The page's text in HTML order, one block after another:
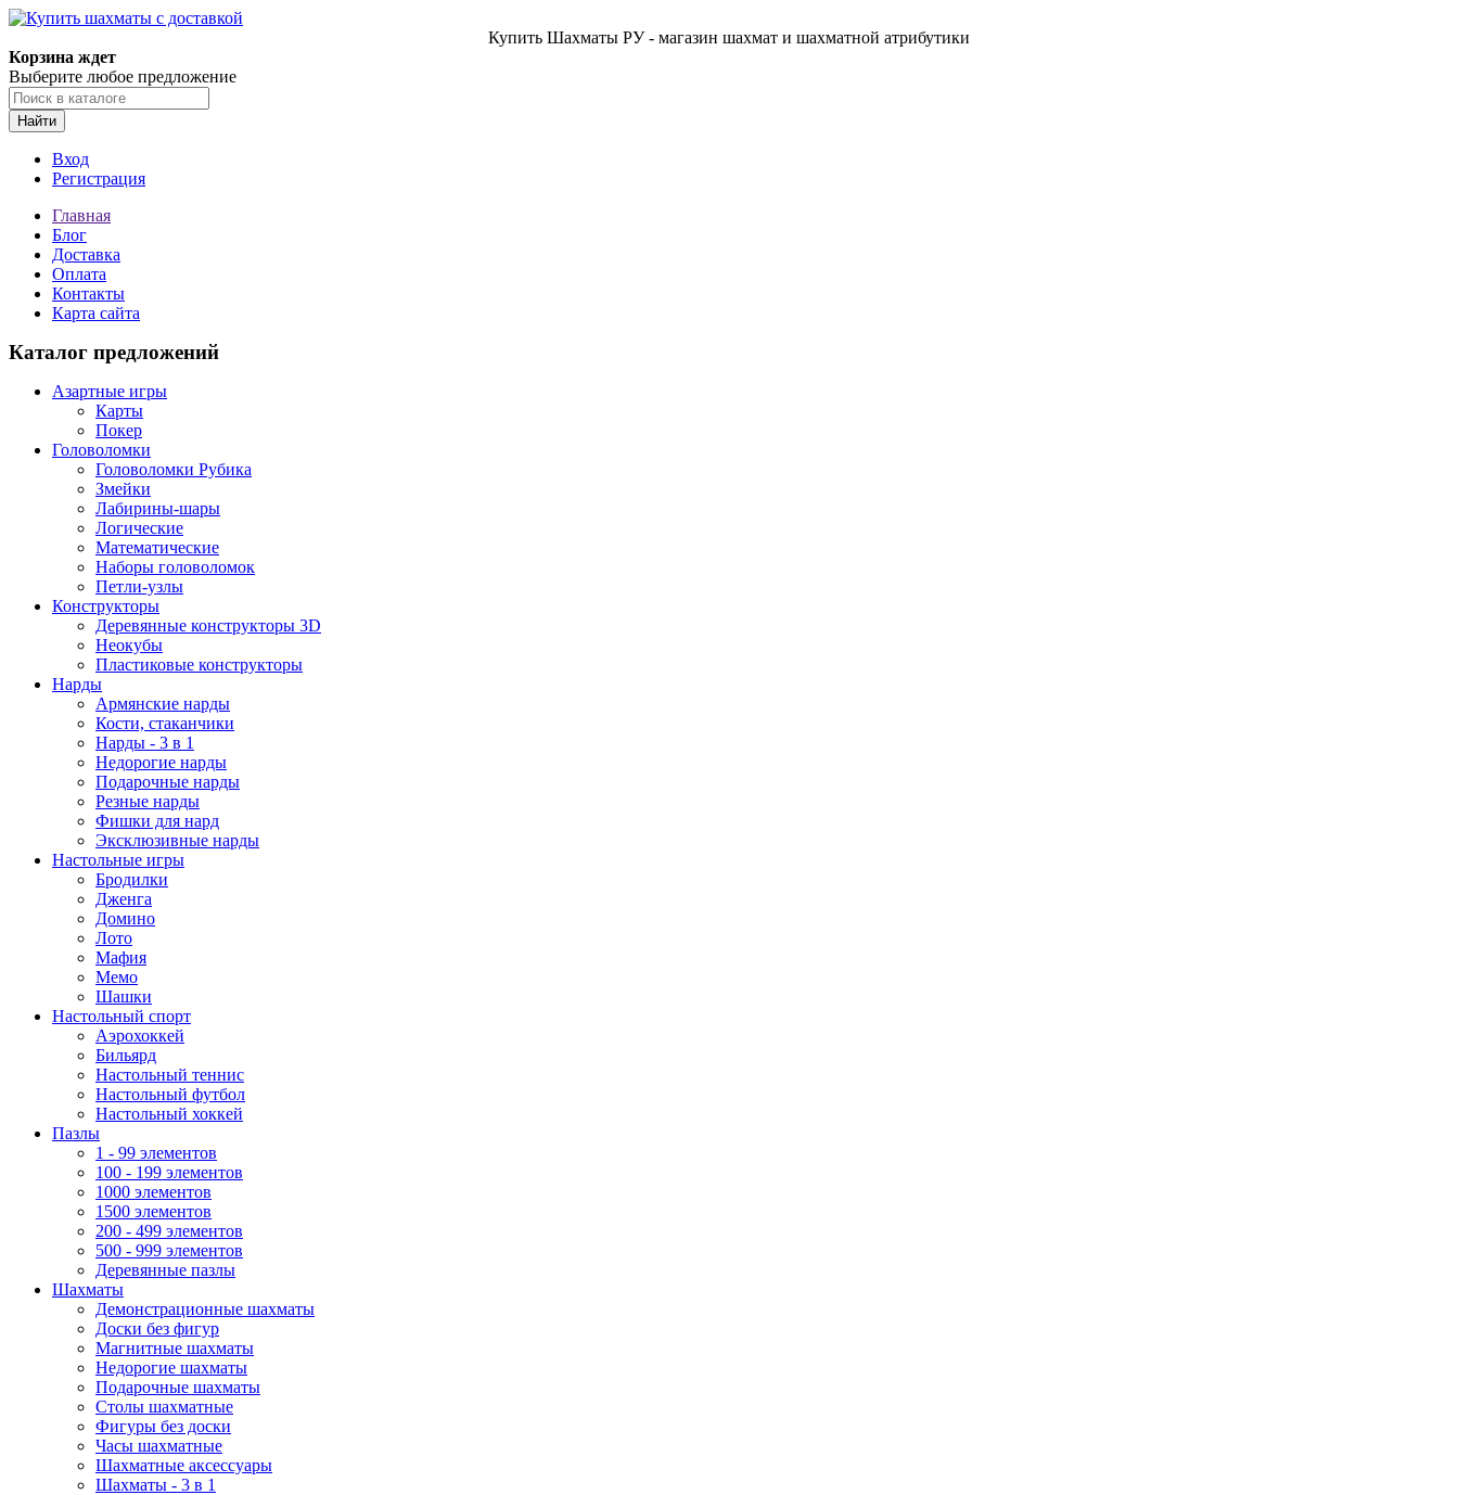
Купить Шахматы РУ - магазин шахмат и шахматной атрибутики
Корзина ждет
Выберите любое предложение
Найти
Вход
Регистрация
Главная
Блог
Доставка
Оплата
Контакты
Карта сайта
Каталог предложений
Азартные игры
Карты
Покер
Головоломки
Головоломки Рубика
Змейки
Лабирины-шары
Логические
Математические
Наборы головоломок
Петли-узлы
Конструкторы
Деревянные конструкторы 3D
Неокубы
Пластиковые конструкторы
Нарды
Армянские нарды
Кости, стаканчики
Нарды - 3 в 1
Недорогие нарды
Подарочные нарды
Резные нарды
Фишки для нард
Эксклюзивные нарды
Настольные игры
Бродилки
Дженга
Домино
Лото
Мафия
Мемо
Шашки
Настольный спорт
Аэрохоккей
Бильярд
Настольный теннис
Настольный футбол
Настольный хоккей
Пазлы
1 - 99 элементов
100 - 199 элементов
1000 элементов
1500 элементов
200 - 499 элементов
500 - 999 элементов
Деревянные пазлы
Шахматы
Демонстрационные шахматы
Доски без фигур
Магнитные шахматы
Недорогие шахматы
Подарочные шахматы
Столы шахматные
Фигуры без доски
Часы шахматные
Шахматные аксессуары
Шахматы - 3 в 1